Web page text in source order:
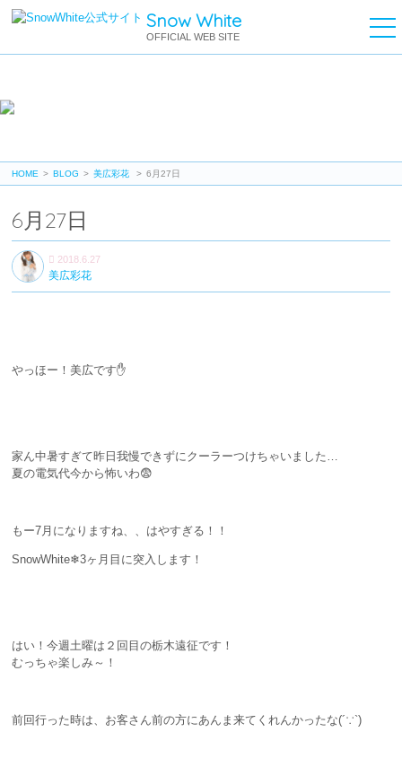
Snow White
OFFICIAL WEB SITE
HOME BLOG 美広彩花 6月27日
6月27日
2018.6.27
美広彩花
やっほー！美広です✋
家ん中暑すぎて昨日我慢できずにクーラーつけちゃいました…
夏の電気代今から怖いわ😨
もー7月になりますね、、はやすぎる！！
SnowWhite❄3ヶ月目に突入します！
はい！今週土曜は２回目の栃木遠征です！
むっちゃ楽しみ～！
前回行った時は、お客さん前の方にあんま来てくれんかったな(´∵`)